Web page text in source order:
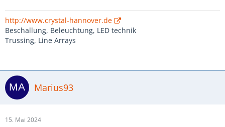
http://www.crystal-hannover.de
Beschallung, Beleuchtung, LED technik
Trussing, Line Arrays
Marius93
15. Mai 2024